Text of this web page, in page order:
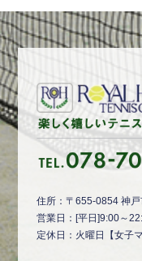
住所：〒655-0854 神
営業日：[平日]9:00～
定休日：火曜日【女子